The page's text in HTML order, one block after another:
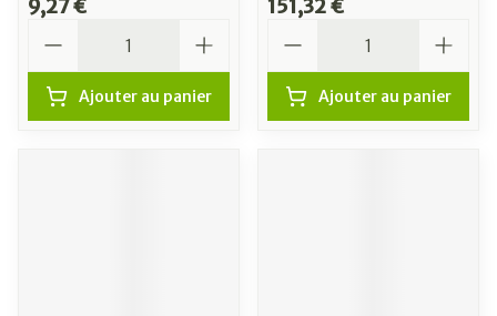
9,27 €
Ajouter au panier
151,32 €
Ajouter au panier